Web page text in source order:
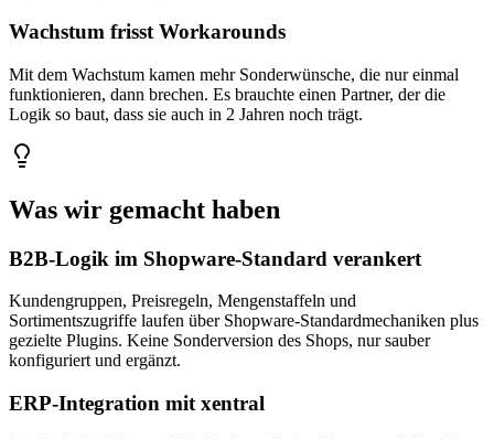
Wachstum frisst Workarounds
Mit dem Wachstum kamen mehr Sonderwünsche, die nur einmal
funktionieren, dann brechen. Es brauchte einen Partner, der die
Logik so baut, dass sie auch in 2 Jahren noch trägt.
Was wir gemacht haben
B2B-Logik im Shopware-Standard verankert
Kundengruppen, Preisregeln, Mengenstaffeln und
Sortimentszugriffe laufen über Shopware-Standardmechaniken plus
gezielte Plugins. Keine Sonderversion des Shops, nur sauber
konfiguriert und ergänzt.
ERP-Integration mit xentral